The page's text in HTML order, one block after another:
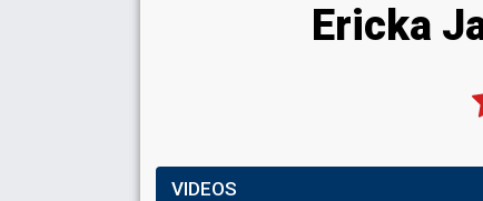
Ericka
VIDEOS